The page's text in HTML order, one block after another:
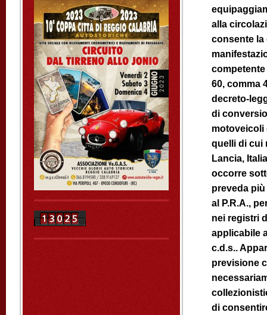
alla
consente la
competente
60, comma
decreto-
di
motoveicoli
quelli di cui
Lancia,
occorre
preveda
al P.R.A.,
nei registri
applicabile
c.d.s..
previsione
di